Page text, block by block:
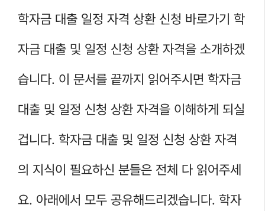
학자금 대출 일정 자격 상환 신청 바로가기 학
자금 대출 및 일정 신청 상환 자격을 소개하겠
습니다. 이 문서를 끝까지 읽어주시면 학자금
대출 및 일정 신청 상환 자격을 이해하게 되실
겁니다. 학자금 대출 및 일정 신청 상환 자격
의 지식이 필요하신 분들은 전체 다 읽어주세
요. 아래에서 모두 공유해드리겠습니다. 학자